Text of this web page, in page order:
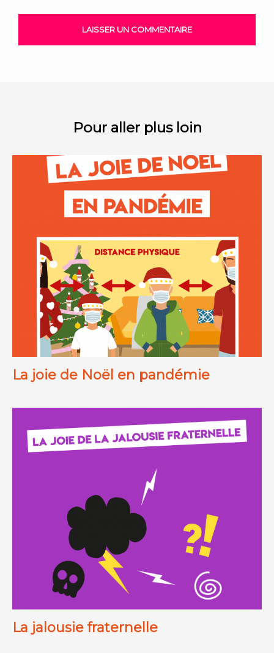
Pour aller plus loin
La joie de Noël en pandémie
La jalousie fraternelle